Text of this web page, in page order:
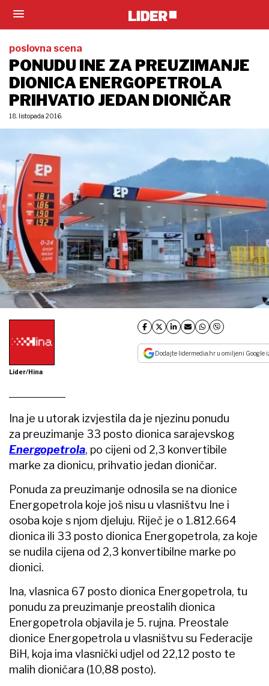
poslovna scena
PONUDU INE ZA PREUZIMANJE
DIONICA ENERGOPETROLA
PRIHVATIO JEDAN DIONIČAR
18. listopada 2016.
Lider/Hina
Dodajte lidermedia.hr u omiljeni Google
Ina je u utorak izvjestila da je njezinu ponudu
za preuzimanje 33 posto dionica sarajevskog
Energopetrola, po cijeni od 2,3 konvertibile
marke za dionicu, prihvatio jedan dioničar.
Ponuda za preuzimanje odnosila se na dionice
Energopetrola koje još nisu u vlasništvu Ine i
osoba koje s njom djeluju. Riječ je o 1.812.664
dionica ili 33 posto dionica Energopetrola, za koje
se nudila cijena od 2,3 konvertibilne marke po
dionici.
Ina, vlasnica 67 posto dionica Energopetrola, tu
ponudu za preuzimanje preostalih dionica
Energopetrola objavila je 5. rujna. Preostale
dionice Energopetrola u vlasništvu su Federacije
BiH, koja ima vlasnički udjel od 22,12 posto te
malih dioničara (10,88 posto).